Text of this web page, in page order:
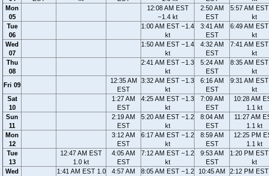
Mon
05
12:08 AM EST
−1.4 kt
2:50 AM
EST
5:57 AM
kt
Tue
06
1:00 AM EST −1.4
kt
3:41 AM
EST
6:49 AM
kt
Wed
07
1:50 AM EST −1.4
kt
4:32 AM
EST
7:41 AM
kt
Thu
08
2:41 AM EST −1.3
kt
5:24 AM
EST
8:35 AM
kt
Fri 09
12:35 AM
EST
3:32 AM EST −1.3
kt
6:16 AM
EST
9:31 AM
kt
Sat
10
1:27 AM
EST
4:25 AM EST −1.3
kt
7:09 AM
EST
10:28 AM
1.1 kt
Sun
11
2:19 AM
EST
5:20 AM EST −1.2
kt
8:04 AM
EST
11:27 AM
1.1 kt
Mon
12
3:12 AM
EST
6:17 AM EST −1.2
kt
8:59 AM
EST
12:25 PM
1.1 kt
Tue
13
12:47 AM EST
1.0 kt
4:05 AM
EST
7:12 AM EST −1.2
kt
9:53 AM
EST
1:20 PM
kt
Wed
1:41 AM EST 1.0
4:57 AM
8:05 AM EST −1.2
10:45 AM
2:12 PM